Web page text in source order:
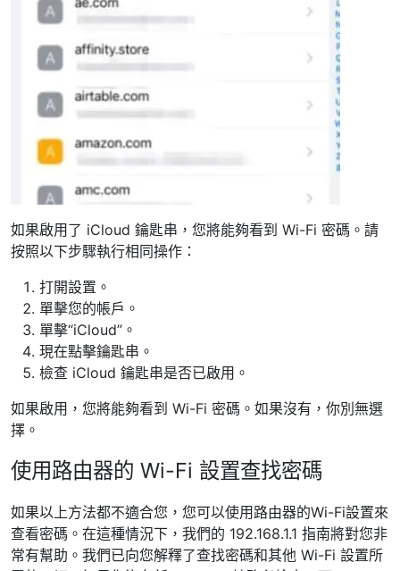
如果啟用了 iCloud 鑰匙串，您將能夠看到 Wi-Fi 密碼。請
按照以下步驟執行相同操作：
打開設置。
單擊您的帳戶。
單擊“iCloud”。
現在點擊鑰匙串。
檢查 iCloud 鑰匙串是否已啟用。
如果啟用，您將能夠看到 Wi-Fi 密碼。如果沒有，你別無選
擇。
使用路由器的 Wi-Fi 設置查找密碼
如果以上方法都不適合您，您可以使用路由器的Wi-Fi設置來
查看密碼。在這種情況下，我們的 192.168.1.1 指南將對您非
常有幫助。我們已向您解釋了查找密碼和其他 Wi-Fi 設置所